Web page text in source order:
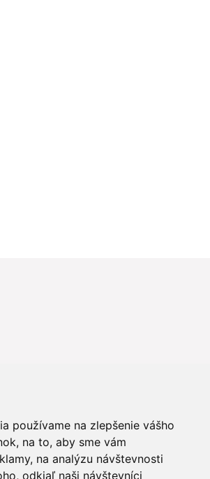
používame na zlepšenie vášho
na to, aby sme vám
na analýzu návštevnosti
odkiaľ naši návštevníci